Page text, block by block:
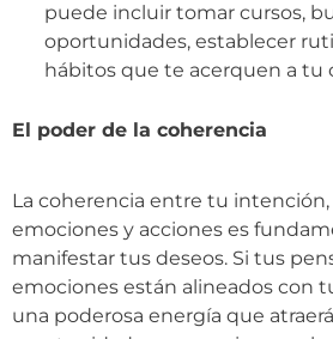
puede incluir tomar cursos,
oportunidades, establecer
hábitos que te acerquen a tu
El poder de la coherencia
La coherencia entre tu
emociones y acciones es
manifestar tus deseos. Si tus
emociones están alineados con
una poderosa energía que